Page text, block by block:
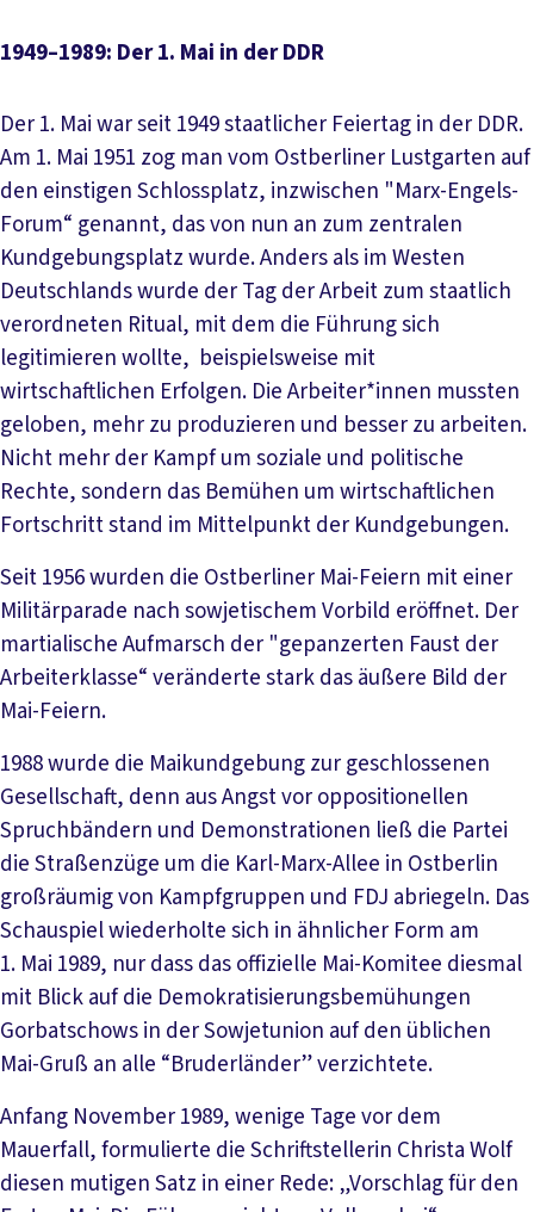
1949–1989: Der 1. Mai in der DDR
Der 1. Mai war seit 1949 staatlicher Feiertag in der DDR.
Am 1. Mai 1951 zog man vom Ostberliner Lustgarten auf
den einstigen Schlossplatz, inzwischen "Marx-Engels-
Forum“ genannt, das von nun an zum zentralen
Kundgebungsplatz wurde. Anders als im Westen
Deutschlands wurde der Tag der Arbeit zum staatlich
verordneten Ritual, mit dem die Führung sich
legitimieren wollte, beispielsweise mit
wirtschaftlichen Erfolgen. Die Arbeiter*innen mussten
geloben, mehr zu produzieren und besser zu arbeiten.
Nicht mehr der Kampf um soziale und politische
Rechte, sondern das Bemühen um wirtschaftlichen
Fortschritt stand im Mittelpunkt der Kundgebungen.
Seit 1956 wurden die Ostberliner Mai-Feiern mit einer
Militärparade nach sowjetischem Vorbild eröffnet. Der
martialische Aufmarsch der "gepanzerten Faust der
Arbeiterklasse“ veränderte stark das äußere Bild der
Mai-Feiern.
1988 wurde die Maikundgebung zur geschlossenen
Gesellschaft, denn aus Angst vor oppositionellen
Spruchbändern und Demonstrationen ließ die Partei
die Straßenzüge um die Karl-Marx-Allee in Ostberlin
großräumig von Kampfgruppen und FDJ abriegeln. Das
Schauspiel wiederholte sich in ähnlicher Form am
1. Mai 1989, nur dass das offizielle Mai-Komitee diesmal
mit Blick auf die Demokratisierungsbemühungen
Gorbatschows in der Sowjetunion auf den üblichen
Mai-Gruß an alle “Bruderländer” verzichtete.
Anfang November 1989, wenige Tage vor dem
Mauerfall, formulierte die Schriftstellerin Christa Wolf
diesen mutigen Satz in einer Rede: „Vorschlag für den